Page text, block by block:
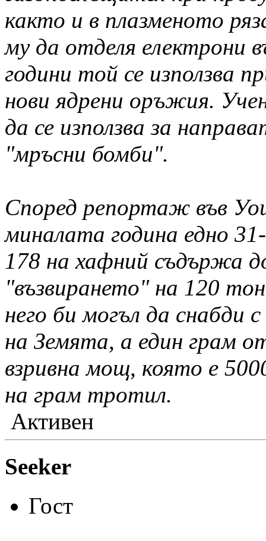
както и в плазменото
му да отделя електрони
години той се използва
нови ядрени оръжия.
да се използва за
"мръсни бомби".
Според репортаж във
миналата година едно
178 на хафний съдържа
"възвирането" на 120
него би могъл да снабди
на Земята, а един грам
взривна мощ, която е
на грам тротил.
Активен
Seeker
Гост